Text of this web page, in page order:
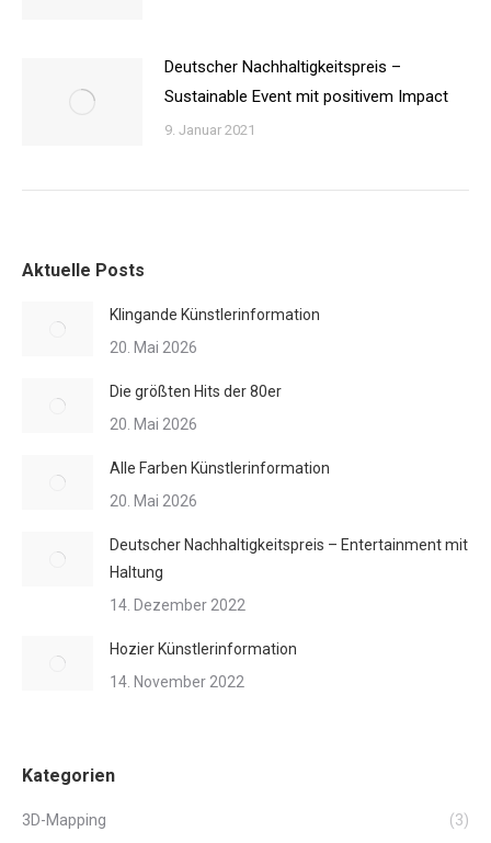
Deutscher Nachhaltigkeitspreis –
Sustainable Event mit positivem Impact
9. Januar 2021
Aktuelle Posts
Klingande Künstlerinformation
20. Mai 2026
Die größten Hits der 80er
20. Mai 2026
Alle Farben Künstlerinformation
20. Mai 2026
Deutscher Nachhaltigkeitspreis – Entertainment mit
Haltung
14. Dezember 2022
Hozier Künstlerinformation
14. November 2022
Kategorien
3D-Mapping
(3)